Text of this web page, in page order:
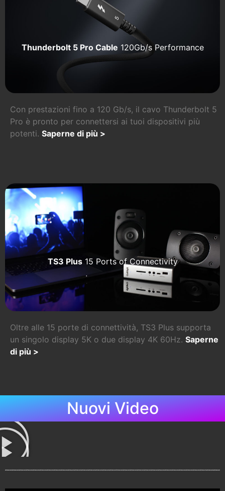
Con prestazioni fino a 120 Gb/s, il cavo Thunderbolt 5
Pro è pronto per connettersi ai tuoi dispositivi più
potenti. Saperne di più >
Thunderbolt 5 Pro Cable 120Gb/s Performance
Oltre alle 15 porte di connettività, TS3 Plus supporta
un singolo display 5K o due display 4K 60Hz. Saperne
di più >
TS3 Plus15 Ports of Connectivity
Nuovi Video